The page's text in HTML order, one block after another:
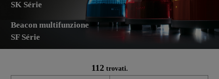
SK Série
Beacon multifunzione
SF Série
112trovati.